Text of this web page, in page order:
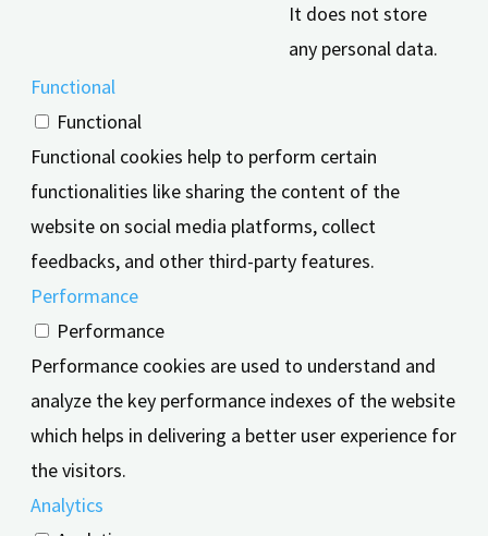
It does not store
any personal data.
Functional
Functional
Functional cookies help to perform certain
functionalities like sharing the content of the
website on social media platforms, collect
feedbacks, and other third-party features.
Performance
Performance
Performance cookies are used to understand and
analyze the key performance indexes of the website
which helps in delivering a better user experience for
the visitors.
Analytics